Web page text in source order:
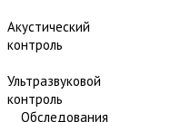
Акустический
контроль
Ультразвуковой
контроль
Обследования